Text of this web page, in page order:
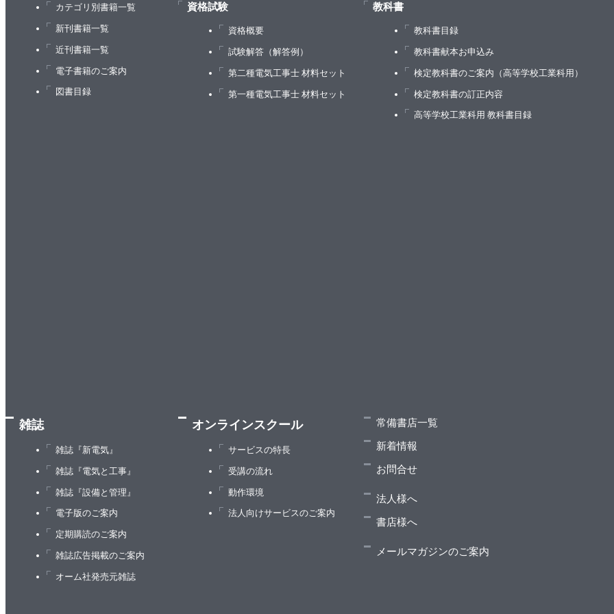
カテゴリ別書籍一覧
新刊書籍一覧
近刊書籍一覧
電子書籍のご案内
図書目録
資格試験
資格概要
試験解答（解答例）
第二種電気工事士 材料セット
第一種電気工事士 材料セット
教科書
教科書目録
教科書献本お申込み
検定教科書のご案内（高等学校工業科用）
検定教科書の訂正内容
高等学校工業科用 教科書目録
雑誌
雑誌『新電気』
雑誌『電気と工事』
雑誌『設備と管理』
電子版のご案内
定期購読のご案内
雑誌広告掲載のご案内
オーム社発売元雑誌
オンラインスクール
サービスの特長
受講の流れ
動作環境
法人向けサービスのご案内
常備書店一覧
新着情報
お問合せ
法人様へ
書店様へ
メールマガジンのご案内